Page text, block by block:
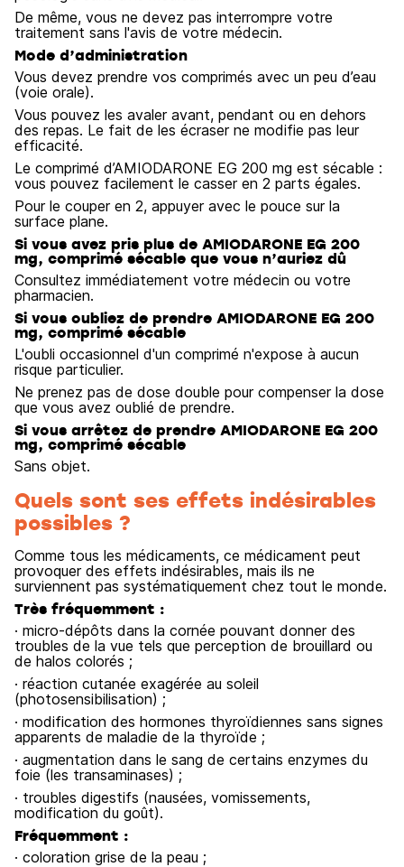
De même, vous ne devez pas interrompre votre
traitement sans l'avis de votre médecin.
Mode d’administration
Vous devez prendre vos comprimés avec un peu d’eau
(voie orale).
Vous pouvez les avaler avant, pendant ou en dehors
des repas. Le fait de les écraser ne modifie pas leur
efficacité.
Le comprimé d’AMIODARONE EG 200 mg est sécable :
vous pouvez facilement le casser en 2 parts égales.
Pour le couper en 2, appuyer avec le pouce sur la
surface plane.
Si vous avez pris plus de AMIODARONE EG 200
mg, comprimé sécable que vous n’auriez dû
Consultez immédiatement votre médecin ou votre
pharmacien.
Si vous oubliez de prendre AMIODARONE EG 200
mg, comprimé sécable
L'oubli occasionnel d'un comprimé n'expose à aucun
risque particulier.
Ne prenez pas de dose double pour compenser la dose
que vous avez oublié de prendre.
Si vous arrêtez de prendre AMIODARONE EG 200
mg, comprimé sécable
Sans objet.
Quels sont ses effets indésirables
possibles ?
Comme tous les médicaments, ce médicament peut
provoquer des effets indésirables, mais ils ne
surviennent pas systématiquement chez tout le monde.
Très fréquemment :
· micro-dépôts dans la cornée pouvant donner des
troubles de la vue tels que perception de brouillard ou
de halos colorés ;
· réaction cutanée exagérée au soleil
(photosensibilisation) ;
· modification des hormones thyroïdiennes sans signes
apparents de maladie de la thyroïde ;
· augmentation dans le sang de certains enzymes du
foie (les transaminases) ;
· troubles digestifs (nausées, vomissements,
modification du goût).
Fréquemment :
· coloration grise de la peau ;